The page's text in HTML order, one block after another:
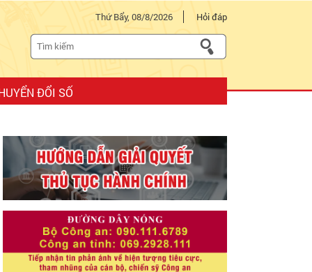
Thứ Bẩy, 08/8/2026 Hỏi đáp
ĐỔI SỐ